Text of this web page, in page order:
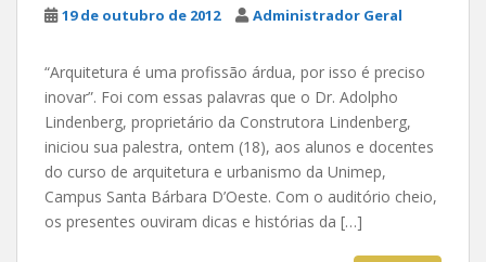
19 de outubro de 2012 Administrador Geral
“Arquitetura é uma profissão árdua, por isso é preciso
inovar”. Foi com essas palavras que o Dr. Adolpho
Lindenberg, proprietário da Construtora Lindenberg,
iniciou sua palestra, ontem (18), aos alunos e docentes
do curso de arquitetura e urbanismo da Unimep,
Campus Santa Bárbara D’Oeste. Com o auditório cheio,
os presentes ouviram dicas e histórias da […]